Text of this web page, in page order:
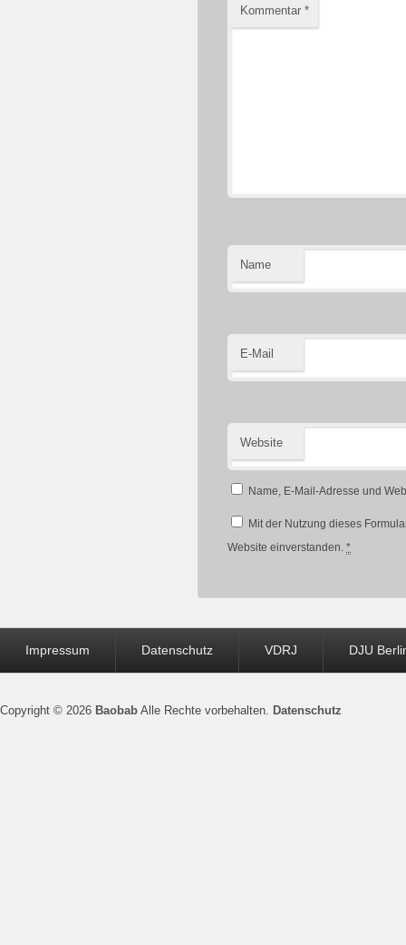
Kommentar *
Name
E-Mail
Website
Name, E-Mail-Adresse und
Mit der Nutzung dieses
Website einverstanden. *
MenüImpressum Datenschutz VDRJ DJU
Copyright © 2026 Baobab Alle Rechte vorbehalten. Datenschutz